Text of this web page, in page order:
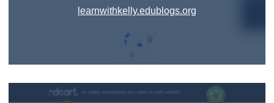
learnwithkelly.edublogs.org